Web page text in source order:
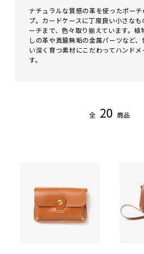
カメラストラップ
カメラケース
革の手入れ用品
プチギフト
糸色のカスタマイズ
ラッピングについて
大口注文の割引について（別サイト）
ナチュラルな質感の革を使ったポーチ
プ。カードケースに丁度良い小さな
ーチまで、色々取り揃えています。植
しの革や真鍮無垢の金属パーツなど
い深く育つ素材にこだわってハンドメ
す。
全 20 商品